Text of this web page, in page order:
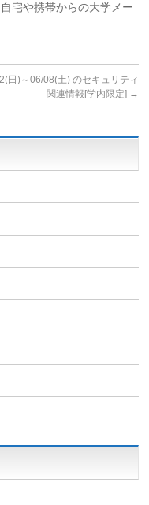
や携帯からの大学メー
日)～06/08(土) のセキュリティ
関連情報[学内限定] →